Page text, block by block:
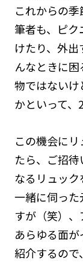
これからの
筆者も、ピ
けたり、外
んなときに
物ではないけ
かといって、
この機会に
たら、ご招
なるリュッ
一緒に伺っ
すが（笑）、
あらゆる面
紹介するので